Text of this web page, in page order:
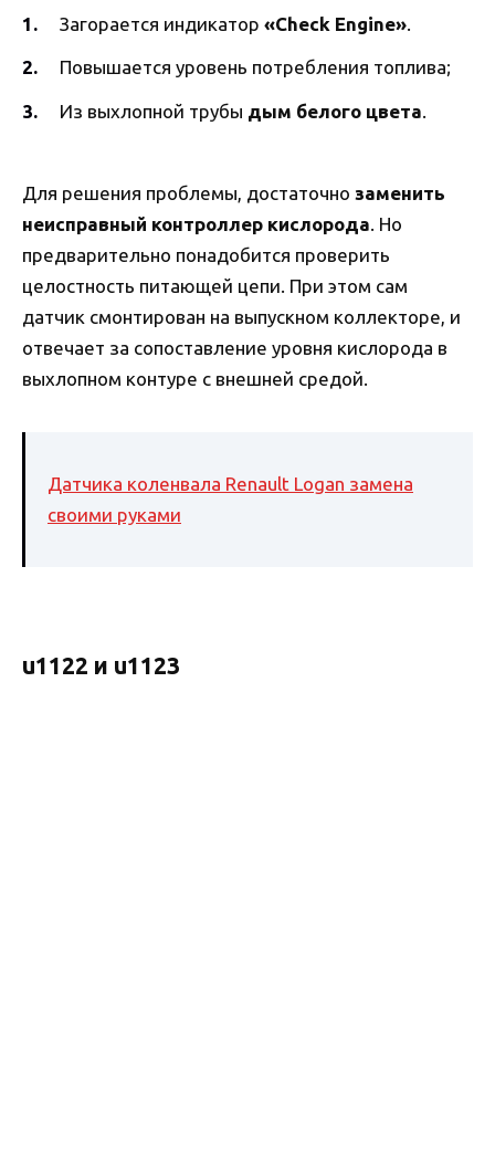
Загорается индикатор «Check Engine»
Повышается уровень потребления топлива;
Из выхлопной трубы дым белого цвета.
Для решения проблемы, достаточно заменить
неисправный контроллер кислорода. Но
предварительно понадобится проверить
целостность питающей цепи. При этом сам
датчик смонтирован на выпускном коллекторе, и
отвечает за сопоставление уровня кислорода в
выхлопном контуре с внешней средой.
Датчика коленвала Renault Logan замена
своими руками
u1122 и u1123